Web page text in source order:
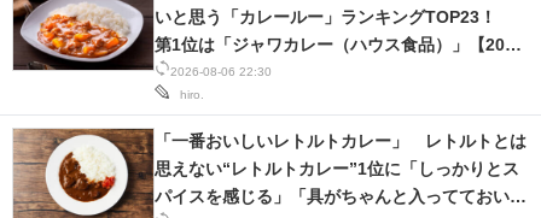
ITの今と未来を見通す
スマホと通信の最新トレンド
進化するPCとデバイスの未来
好きが集まる 比べて選べる
2026-08-06 22:30
hiro.
いと思う「カレールー」ランキングTOP23！
第1位は「ジャワカレー（ハウス食品）」【2026
年最新調査結果】
「一番おいしいレトルトカレー」 レトルトとは
思えない“レトルトカレー”1位に「しっかりとス
パイスを感じる」「具がちゃんと入ってておいし